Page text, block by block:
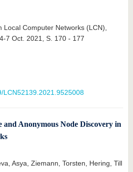
Local Computer Networks (LCN),
7 Oct. 2021, S. 170 - 177
LCN52139.2021.9525008
and Anonymous Node Discovery in
Asya, Ziemann, Torsten, Hering, Till